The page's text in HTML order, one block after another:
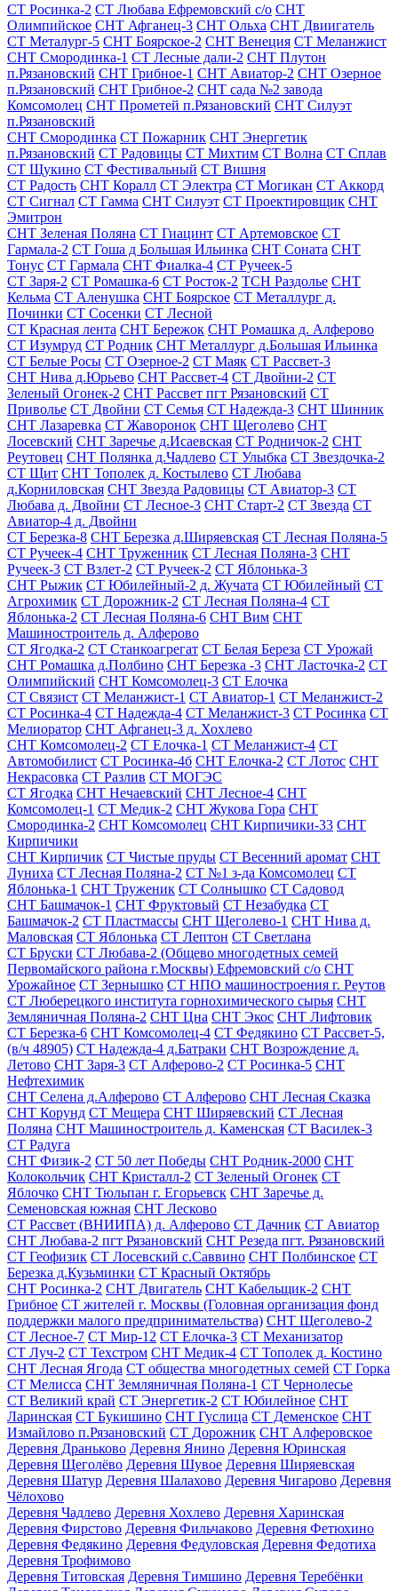
СТ Росинка-2 СТ Любава Ефремовский с/о СНТ
Олимпийское СНТ Афганец-3 СНТ Ольха СНТ Двиигатель
СТ Металург-5 СНТ Боярское-2 СНТ Венеция СТ Меланжист
СНТ Смородинка-1 СТ Лесные дали-2 СНТ Плутон
п.Рязановский СНТ Грибное-1 СНТ Авиатор-2 СНТ Озерное
п.Рязановский СНТ Грибное-2 СНТ сада №2 завода
Комсомолец СНТ Прометей п.Рязановский СНТ Силуэт
п.Рязановский
СНТ Смородинка СТ Пожарник СНТ Энергетик
п.Рязановский СТ Радовицы СТ Михтим СТ Волна СТ Сплав
СТ Щукино СТ Фестивальный СТ Вишня
СТ Радость СНТ Коралл СТ Электра СТ Могикан СТ Аккорд
СТ Сигнал СТ Гамма СНТ Силуэт СТ Проектировщик СНТ
Эмитрон
СНТ Зеленая Поляна СТ Гиацинт СТ Артемовское СТ
Гармала-2 СТ Гоша д Большая Ильинка СНТ Соната СНТ
Тонус СТ Гармала СНТ Фиалка-4 СТ Ручеек-5
СТ Заря-2 СТ Ромашка-6 СТ Росток-2 ТСН Раздолье СНТ
Кельма СТ Аленушка СНТ Боярское СТ Металлург д.
Починки СТ Сосенки СТ Лесной
СТ Красная лента СНТ Бережок СНТ Ромашка д. Алферово
СТ Изумруд СТ Родник СНТ Металлург д.Большая Ильинка
СТ Белые Росы СТ Озерное-2 СТ Маяк СТ Рассвет-3
СНТ Нива д.Юрьево СНТ Рассвет-4 СТ Двойни-2 СТ
Зеленый Огонек-2 СНТ Рассвет пгт Рязановский СТ
Приволье СТ Двойни СТ Семья СТ Надежда-3 СНТ Шинник
СНТ Лазаревка СТ Жаворонок СНТ Щеголево СНТ
Лосевский СНТ Заречье д.Исаевская СТ Родничок-2 СНТ
Реутовец СНТ Полянка д.Чадлево СТ Улыбка СТ Звездочка-2
СТ Щит СНТ Тополек д. Костылево СТ Любава
д.Корниловская СНТ Звезда Радовицы СТ Авиатор-3 СТ
Любава д. Двойни СТ Лесное-3 СНТ Старт-2 СТ Звезда СТ
Авиатор-4 д. Двойни
СТ Березка-8 СНТ Березка д.Ширяевская СТ Лесная Поляна-5
СТ Ручеек-4 СНТ Труженник СТ Лесная Поляна-3 СНТ
Ручеек-3 СТ Взлет-2 СТ Ручеек-2 СТ Яблонька-3
СНТ Рыжик СТ Юбилейный-2 д. Жучата СТ Юбилейный СТ
Агрохимик СТ Дорожник-2 СТ Лесная Поляна-4 СТ
Яблонька-2 СТ Лесная Поляна-6 СНТ Вим СНТ
Машиностроитель д. Алферово
СТ Ягодка-2 СТ Станкоагрегат СТ Белая Береза СТ Урожай
СНТ Ромашка д.Полбино СНТ Березка -3 СНТ Ласточка-2 СТ
Олимпийский СНТ Комсомолец-3 СТ Елочка
СТ Связист СТ Меланжист-1 СТ Авиатор-1 СТ Меланжист-2
СТ Росинка-4 СТ Надежда-4 СТ Меланжист-3 СТ Росинка СТ
Мелиоратор СНТ Афганец-3 д. Хохлево
СНТ Комсомолец-2 СТ Елочка-1 СТ Меланжист-4 СТ
Автомобилист СТ Росинка-4б СНТ Елочка-2 СТ Лотос СНТ
Некрасовка СТ Разлив СТ МОГЭС
СТ Ягодка СНТ Нечаевский СНТ Лесное-4 СНТ
Комсомолец-1 СТ Медик-2 СНТ Жукова Гора СНТ
Смородинка-2 СНТ Комсомолец СНТ Кирпичики-33 СНТ
Кирпичики
СНТ Кирпичик СТ Чистые пруды СТ Весенний аромат СНТ
Луниха СТ Лесная Поляна-2 СТ №1 з-да Комсомолец СТ
Яблонька-1 СНТ Труженик СТ Солнышко СТ Садовод
СНТ Башмачок-1 СНТ Фруктовый СТ Незабудка СТ
Башмачок-2 СТ Пластмассы СНТ Щеголево-1 СНТ Нива д.
Маловская СТ Яблонька СТ Лептон СТ Светлана
СТ Бруски СТ Любава-2 (Общево многодетных семей
Первомайского района г.Москвы) Ефремовский с/о СНТ
Урожайное СТ Зернышко СТ НПО машиностроения г. Реутов
СТ Люберецкого института горнохимического сырья СНТ
Земляничная Поляна-2 СНТ Цна СНТ Экос СНТ Лифтовик
СТ Березка-6 СНТ Комсомолец-4 СТ Федякино СТ Рассвет-5,
(в/ч 48905) СТ Надежда-4 д.Батраки СНТ Возрождение д.
Летово СНТ Заря-3 СТ Алферово-2 СТ Росинка-5 СНТ
Нефтехимик
СНТ Селена д.Алферово СТ Алферово СНТ Лесная Сказка
СНТ Корунд СТ Мещера СНТ Ширяевский СТ Лесная
Поляна СНТ Машиностроитель д. Каменская СТ Василек-3
СТ Радуга
СНТ Физик-2 СТ 50 лет Победы СНТ Родник-2000 СНТ
Колокольчик СНТ Кристалл-2 СТ Зеленый Огонек СТ
Яблочко СНТ Тюльпан г. Егорьевск СНТ Заречье д.
Семеновская южная СНТ Лесково
СТ Рассвет (ВНИИПА) д. Алферово СТ Дачник СТ Авиатор
СНТ Любава-2 пгт Рязановский СНТ Резеда пгт. Рязановский
СТ Геофизик СТ Лосевский с.Саввино СНТ Полбинское СТ
Березка д.Кузьминки СТ Красный Октябрь
СНТ Росинка-2 СНТ Двигатель СНТ Кабельщик-2 СНТ
Грибное СТ жителей г. Москвы (Головная организация фонд
поддержки малого предпринимательства) СНТ Щеголево-2
СТ Лесное-7 СТ Мир-12 СТ Елочка-3 СТ Механизатор
СТ Луч-2 СТ Техстром СНТ Медик-4 СТ Тополек д. Костино
СНТ Лесная Ягода СТ общества многодетных семей СТ Горка
СТ Мелисса СНТ Земляничная Поляна-1 СТ Чернолесье
СТ Великий край СТ Энергетик-2 СТ Юбилейное СНТ
Ларинская СТ Букишино СНТ Гуслица СТ Деменское СНТ
Измайлово п.Рязановский СТ Дорожник СНТ Алферовское
Деревня Драньково Деревня Янино Деревня Юринская
Деревня Щеголёво Деревня Шувое Деревня Ширяевская
Деревня Шатур Деревня Шалахово Деревня Чигарово Деревня
Чёлохово
Деревня Чадлево Деревня Хохлево Деревня Харинская
Деревня Фирстово Деревня Фильчаково Деревня Фетюхино
Деревня Федякино Деревня Федуловская Деревня Федотиха
Деревня Трофимово
Деревня Титовская Деревня Тимшино Деревня Теребёнки